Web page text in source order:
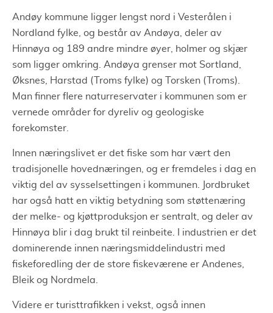
Andøy kommune ligger lengst nord i Vesterålen i
Nordland fylke, og består av Andøya, deler av
Hinnøya og 189 andre mindre øyer, holmer og skjær
som ligger omkring. Andøya grenser mot Sortland,
Øksnes, Harstad (Troms fylke) og Torsken (Troms).
Man finner flere naturreservater i kommunen som er
vernede områder for dyreliv og geologiske
forekomster.
Innen næringslivet er det fiske som har vært den
tradisjonelle hovednæringen, og er fremdeles i dag en
viktig del av sysselsettingen i kommunen. Jordbruket
har også hatt en viktig betydning som støttenæring
der melke- og kjøttproduksjon er sentralt, og deler av
Hinnøya blir i dag brukt til reinbeite. I industrien er det
dominerende innen næringsmiddelindustri med
fiskeforedling der de store fiskeværene er Andenes,
Bleik og Nordmela.
Videre er turisttrafikken i vekst, også innen